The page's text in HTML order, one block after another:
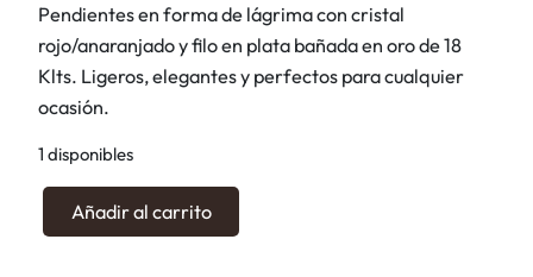
Pendientes en forma de lágrima con cristal
rojo/anaranjado y filo en plata bañada en oro de 18
Klts. Ligeros, elegantes y perfectos para cualquier
ocasión.
1 disponibles
e
Añadir al carrito